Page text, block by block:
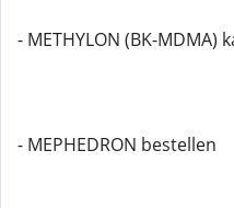
- METHYLON (BK-MDMA)
- MEPHEDRON bestellen